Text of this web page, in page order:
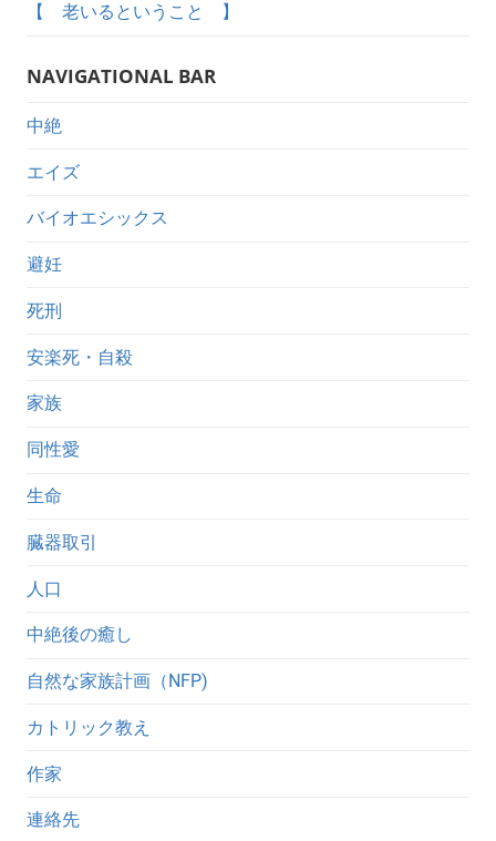
【 老いるということ 】
NAVIGATIONAL BAR
中絶
エイズ
バイオエシックス
避妊
死刑
安楽死・自殺
家族
同性愛
生命
臓器取引
人口
中絶後の癒し
自然な家族計画（NFP)
カトリック教え
作家
連絡先